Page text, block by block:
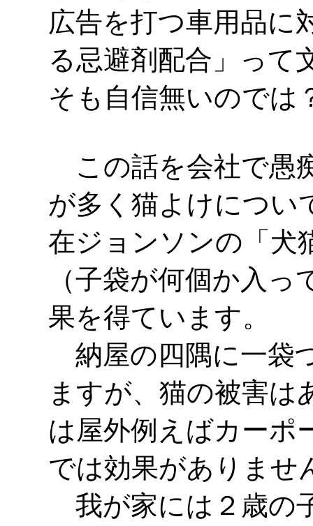
広告を打つ車用品に
る忌避剤配合」って
そも自信無いのでは
この話を会社で愚
が多く猫よけについ
在ジョンソンの「犬
（子袋が何個か入
果を得ています。
納屋の四隅に一袋
ますが、猫の被害は
は屋外例えばカーポ
では効果がありませ
我が家には２歳の